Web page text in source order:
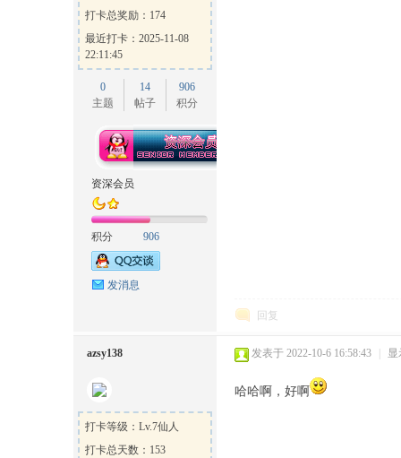
官
打卡总奖励：174
最近打卡：2025-11-08
22:11:45
0
主题
14
帖子
906
积分
资深会员
积分 906
发消息
回复
azsy138
打卡等级：Lv.7仙人
打卡总天数：153
发表于 2022-10-6 16:58:43 显
哈哈啊，好啊